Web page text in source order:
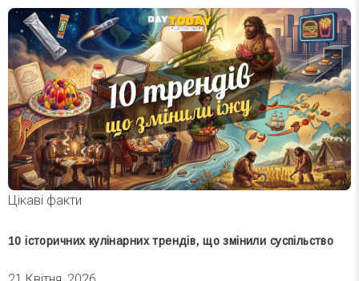
Цікаві факти
10 історичних кулінарних трендів, що змінили суспільство